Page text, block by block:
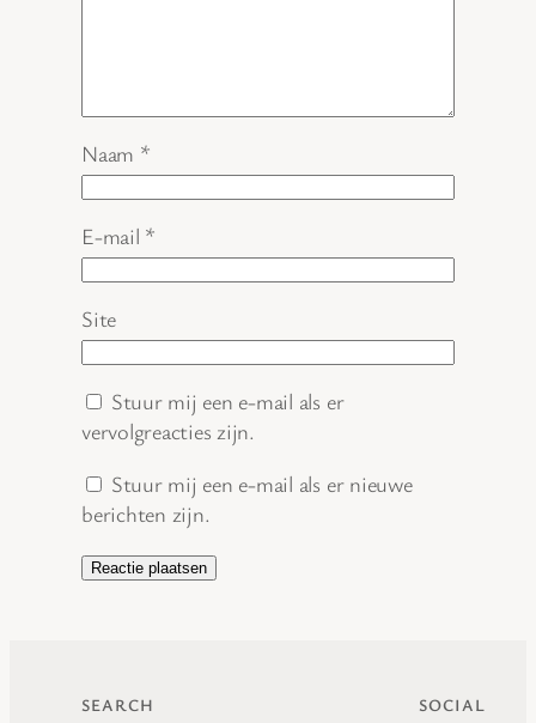
Naam *
E-mail *
Site
Stuur mij een e-mail als er
vervolgreacties zijn.
Stuur mij een e-mail als er nieuwe
berichten zijn.
SEARCH SOCIAL